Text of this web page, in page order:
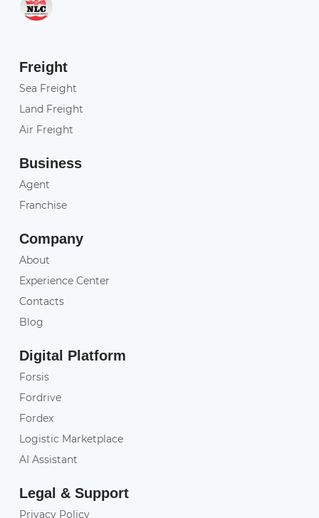
Freight
Sea Freight
Land Freight
Air Freight
Business
Agent
Franchise
Company
About
Experience Center
Contacts
Blog
Digital Platform
Forsis
Fordrive
Fordex
Logistic Marketplace
AI Assistant
Legal & Support
Privacy Policy